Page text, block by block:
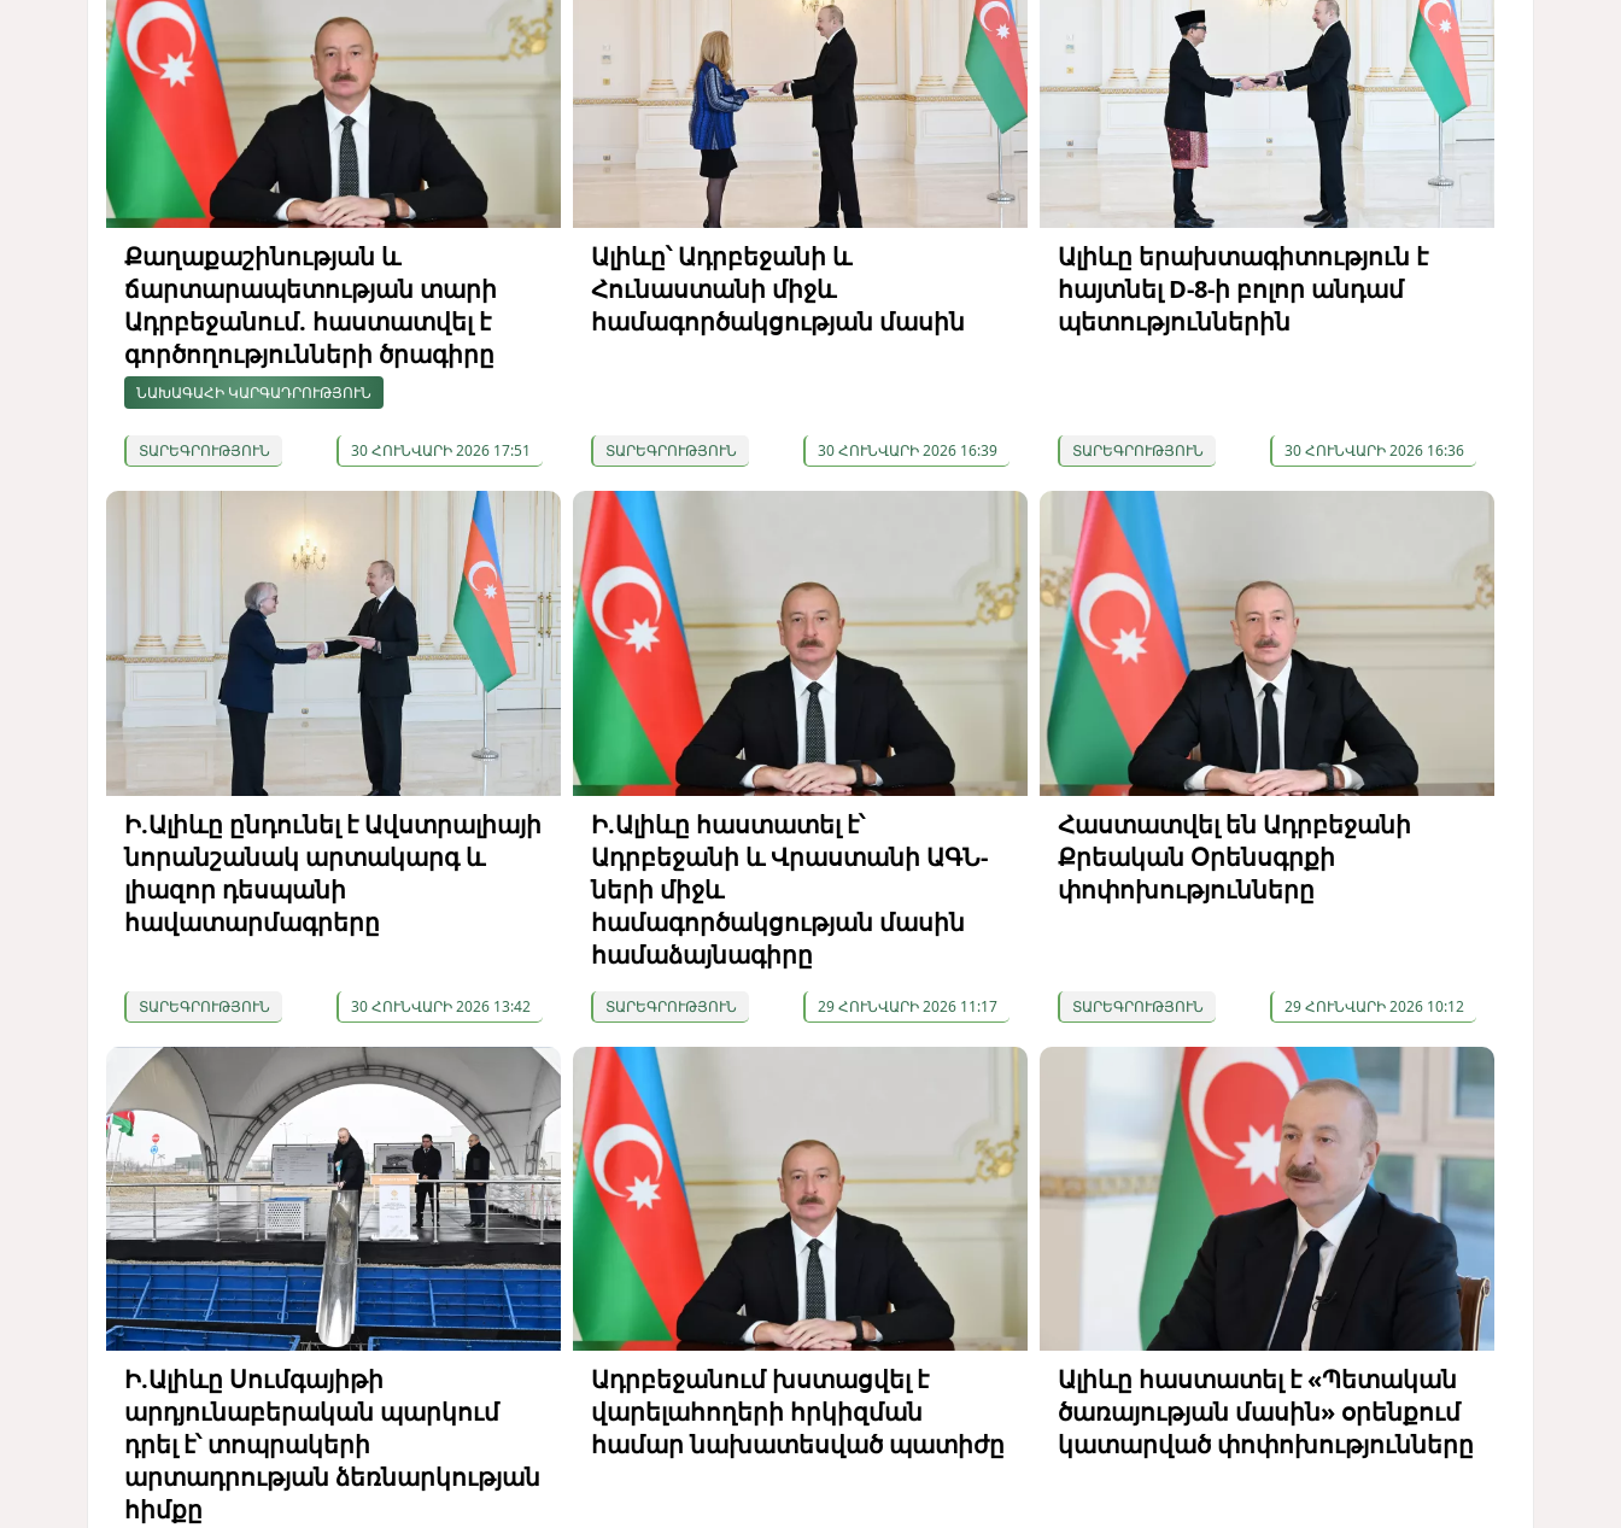
Քաղաքաշինության և
ճարտարապետության տարի
Ադրբեջանում. հաստատվել է
գործողությունների ծրագիրը
ՆԱԽԱԳԱՀԻ ԿԱՐԳԱԴՐՈՒԹՅՈՒՆ
ՏԱՐԵԳՐՈՒԹՅՈՒՆ 30 ՀՈՒՆՎԱՐԻ 2026 17:51
Ալիևը՝ Ադրբեջանի և
Հունաստանի միջև
համագործակցության մասին
ՏԱՐԵԳՐՈՒԹՅՈՒՆ 30 ՀՈՒՆՎԱՐԻ 2026 16:39
Ալիևը երախտագիտություն է
հայտնել D-8-ի բոլոր անդամ
պետություններին
ՏԱՐԵԳՐՈՒԹՅՈՒՆ 30 ՀՈՒՆՎԱՐԻ 2026 16:36
Ի.Ալիևը ընդունել է Ավստրալիայի
նորանշանակ արտակարգ և
լիազոր դեսպանի
հավատարմագրերը
ՏԱՐԵԳՐՈՒԹՅՈՒՆ 30 ՀՈՒՆՎԱՐԻ 2026 13:42
Ի.Ալիևը հաստատել է՝
Ադրբեջանի և Վրաստանի ԱԳՆ-
ների միջև
համագործակցության մասին
համաձայնագիրը
ՏԱՐԵԳՐՈՒԹՅՈՒՆ 29 ՀՈՒՆՎԱՐԻ 2026 11:17
Հաստատվել են Ադրբեջանի
Քրեական Օրենսգրքի
փոփոխությունները
ՏԱՐԵԳՐՈՒԹՅՈՒՆ 29 ՀՈՒՆՎԱՐԻ 2026 10:12
Ի.Ալիևը Սումգայիթի
արդյունաբերական պարկում
դրել է՝ տոպրակերի
արտադրության ձեռնարկության
հիմքը
Ադրբեջանում խստացվել է
վարելահողերի հրկիզման
համար նախատեսված պատիժը
Ալիևը հաստատել է «Պետական
ծառայության մասին» օրենքում
կատարված փոփոխությունները